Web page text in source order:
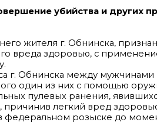
убийства и других
жителя г. Обнинска,
вреда здоровью, с
г. Обнинска между
один из них с помощью
пулевых ранения,
причинив легкий вред
федеральном розыске до